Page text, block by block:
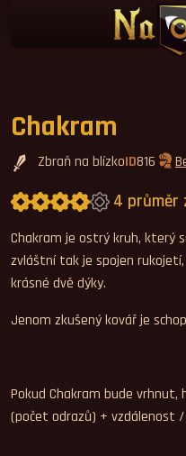
Chakram
Zbraň na blízkoID816
4 průměr
Průměrné hodnocení 4,0.
Chakram je ostrý kruh, který
zvláštní tak je spojen
krásné dvě dýky.
Jenom zkušený kovář je
Pokud Chakram bude vrhnut,
(počet odrazů) + vzdálenost